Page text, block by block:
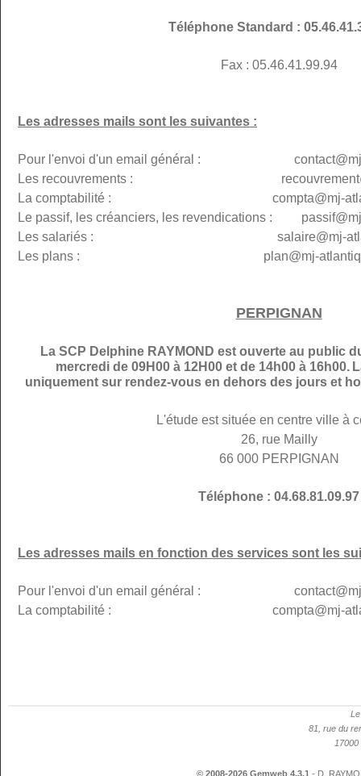
Téléphone Standard :
Fax : 05.46.41.99.94
Les adresses mails sont les suivantes :
Pour l'envoi d'un email général : contact@mj-
Les recouvrements :
La comptabilité : compta@mj-
Le passif, les créanciers, les revendications : passif@
Les salariés : salaire@mj-
Les plans :
plan@mj-
PERPIGNAN
La SCP Delphine RAYMOND est ouverte au public
mercredi de 09H00 à 12H00 et de 14h00 à 16h00.
uniquement sur rendez-vous en dehors des jours et
L'étude est située en centre ville à
26, rue Mailly
66 000 PERPIGNAN
Téléphone : 04.68.81.09.97
Les adresses mails en fonction des services sont les
Pour l'envoi d'un email général : contact@mj-
La comptabilité : compta@mj-
81, rue du
17000
© 2008-2026 Gemweb 4.3.1 - D.